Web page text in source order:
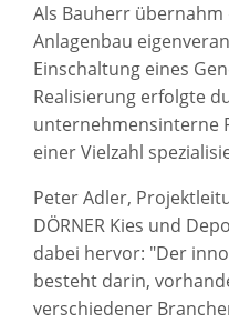
Als Bauherr
Anlagenbau
Einschaltung eines
Realisierung erfolgte
unternehmensinterne
einer Vielzahl
Peter Adler,
DÖRNER Kies und
dabei hervor: "Der
besteht darin,
verschiedener